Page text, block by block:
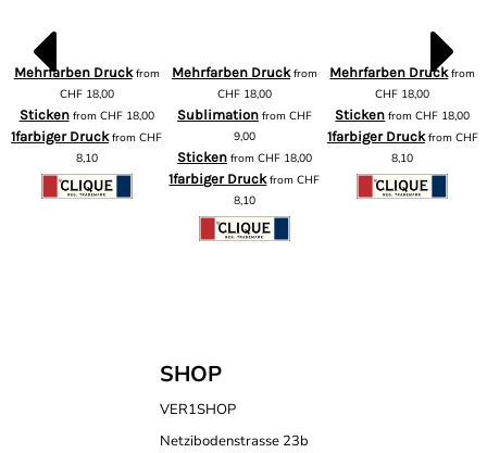
Mehrfarben Druckfrom
CHF18,00
Stickenfrom CHF18,00
1farbiger DruckfromCHF
8,10
Mehrfarben Druckfrom
CHF18,00
Sublimationfrom CHF
9,00
Stickenfrom CHF18,00
1farbiger DruckfromCHF
8,10
Mehrfarben Druckfrom
CHF 18,00
Sticken fromCHF 18,00
1farbiger Druckfrom CHF
8,10
SHOP
VER1SHOP
Netzibodenstrasse 23b